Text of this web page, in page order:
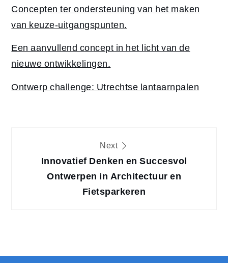
Concepten ter ondersteuning van het maken
van keuze-uitgangspunten.
Een aanvullend concept in het licht van de
nieuwe ontwikkelingen.
Ontwerp challenge: Utrechtse lantaarnpalen
navigatie
Next
Innovatief Denken en Succesvol
Ontwerpen in Architectuur en
Fietsparkeren